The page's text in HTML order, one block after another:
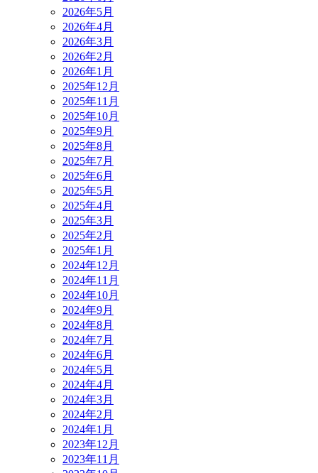
2026年5月
2026年4月
2026年3月
2026年2月
2026年1月
2025年12月
2025年11月
2025年10月
2025年9月
2025年8月
2025年7月
2025年6月
2025年5月
2025年4月
2025年3月
2025年2月
2025年1月
2024年12月
2024年11月
2024年10月
2024年9月
2024年8月
2024年7月
2024年6月
2024年5月
2024年4月
2024年3月
2024年2月
2024年1月
2023年12月
2023年11月